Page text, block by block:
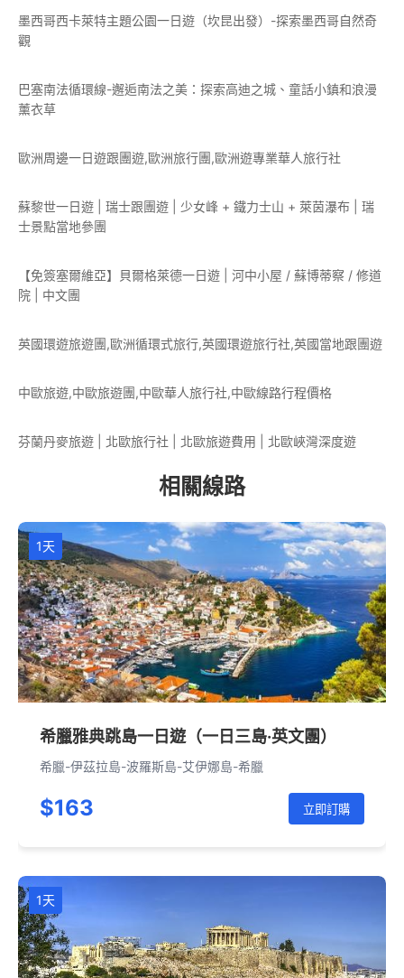
墨西哥西卡萊特主題公園一日遊（坎昆出發）-探索墨西哥自然奇
觀
巴塞南法循環線-邂逅南法之美：探索高迪之城、童話小鎮和浪漫
薰衣草
歐洲周邊一日遊跟團遊,歐洲旅行團,歐洲遊專業華人旅行社
蘇黎世一日遊 | 瑞士跟團遊 | 少女峰 + 鐵力士山 + 萊茵瀑布 | 瑞
士景點當地參團
【免簽塞爾維亞】貝爾格萊德一日遊 | 河中小屋 / 蘇博蒂察 / 修道
院 | 中文團
英國環遊旅遊團,歐洲循環式旅行,英國環遊旅行社,英國當地跟團遊
中歐旅遊,中歐旅遊團,中歐華人旅行社,中歐線路行程價格
芬蘭丹麥旅遊 | 北歐旅行社 | 北歐旅遊費用 | 北歐峽灣深度遊
相關線路
1天
希臘雅典跳島一日遊（一日三島·英文團）
希臘-伊茲拉島-波羅斯島-艾伊娜島-希臘
$163 立即訂購
1天